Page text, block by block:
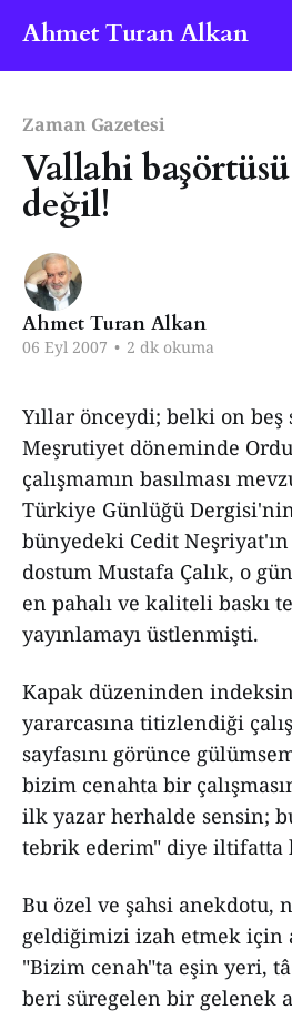
Ahmet Turan Alkan
Zaman Gazetesi
Vallahi başörtüsü
değil!
Ahmet Turan Alkan
06 Eyl 2007 • 2 dk okuma
Yıllar önceydi; belki on beş
Meşrutiyet döneminde
çalışmamın basılması
Türkiye Günlüğü
bünyedeki Cedit
dostum Mustafa Çalık, o
en pahalı ve kaliteli baskı
yayınlamayı üstlenmişti.
Kapak düzeninden
yararcasına titizlendiği
sayfasını görünce
bizim cenahta bir
ilk yazar herhalde sensin;
tebrik ederim" diye iltifatta
Bu özel ve şahsi anekdotu,
geldiğimizi izah etmek için
"Bizim cenah"ta eşin yeri,
beri süregelen bir gelenek